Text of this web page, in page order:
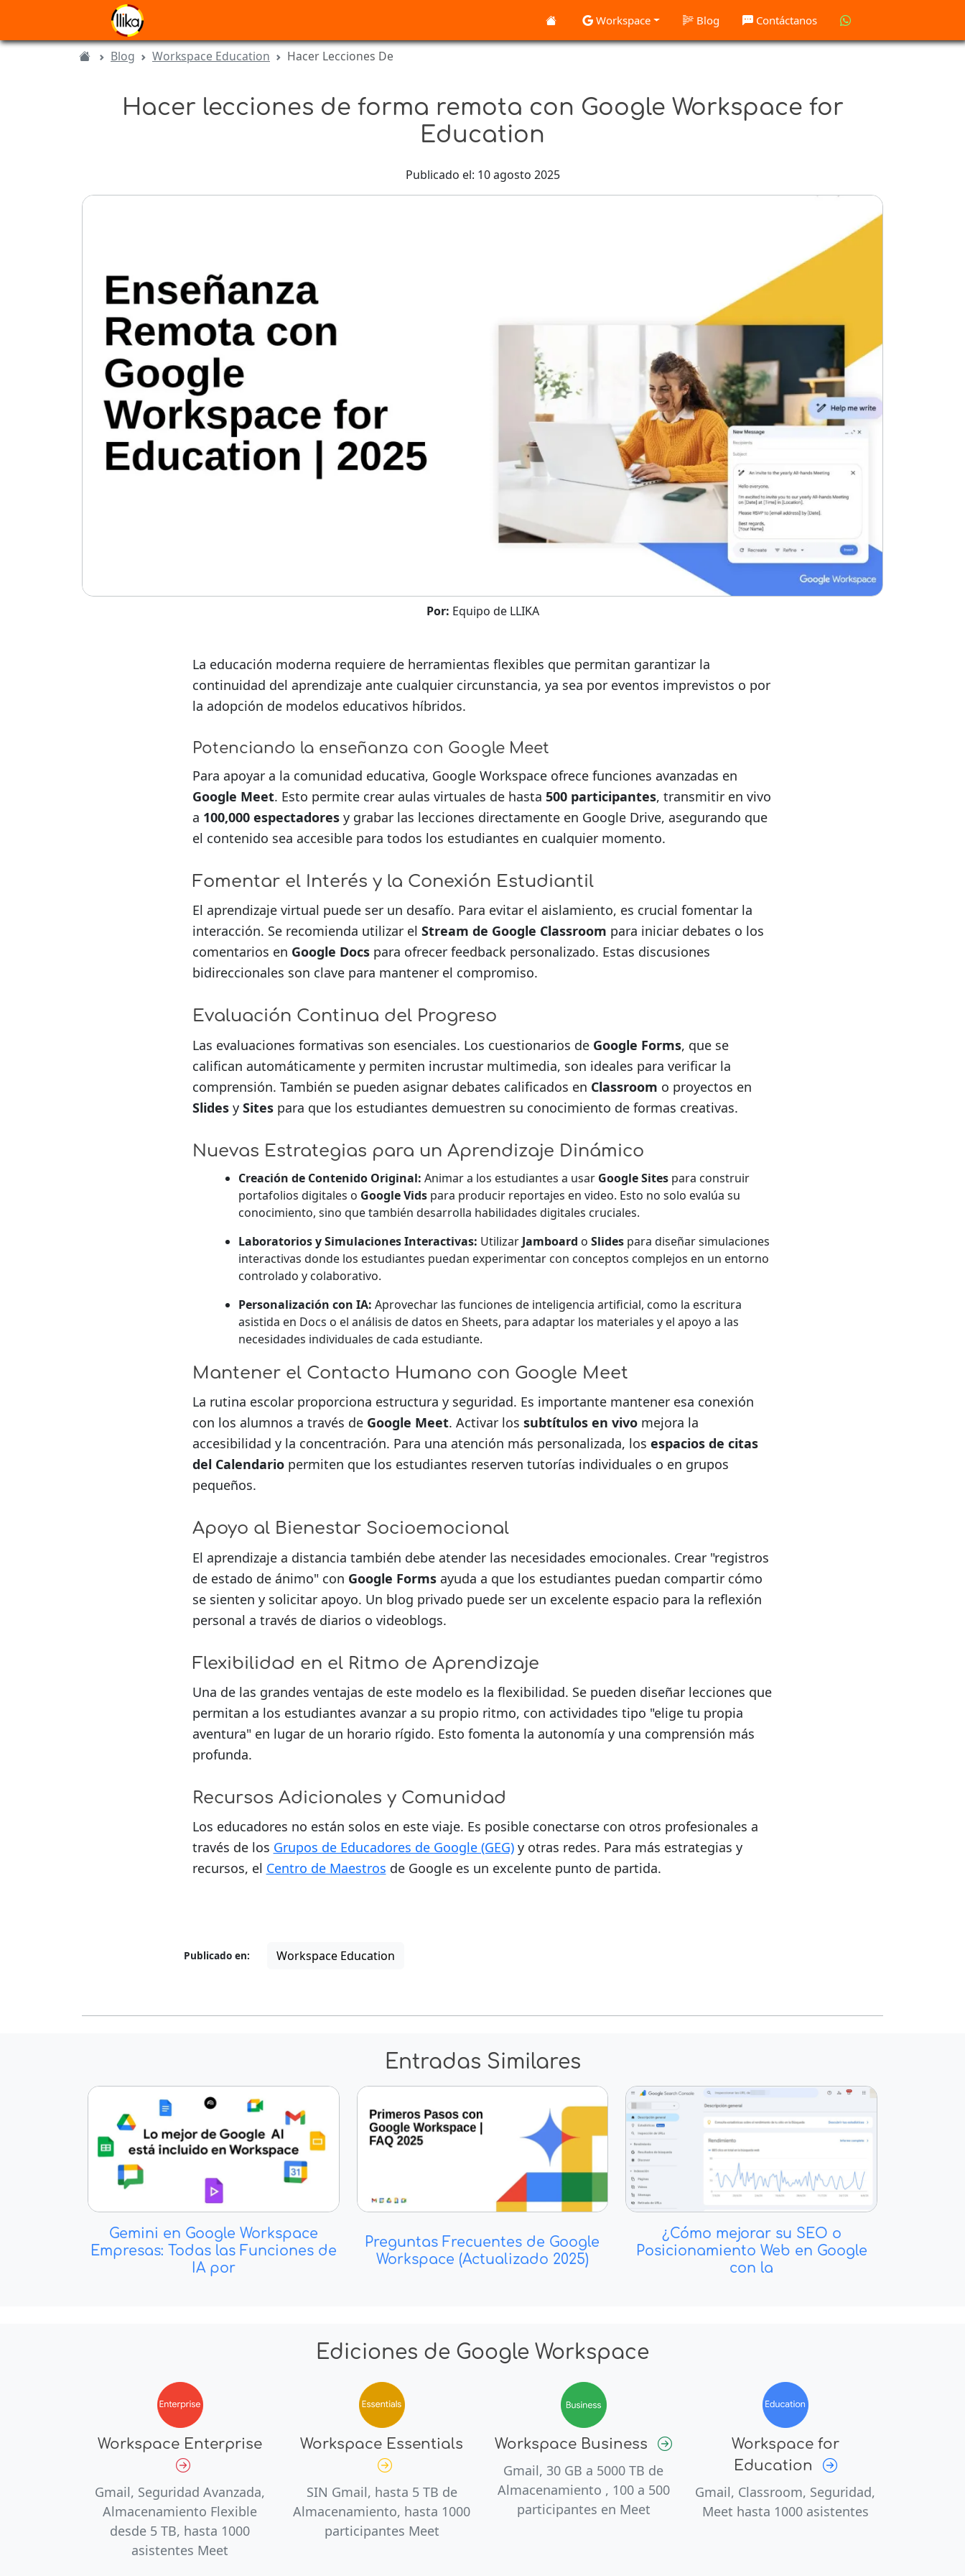
Workspace Blog Contáctanos
Blog Workspace Education Hacer Lecciones De
Hacer lecciones de forma remota con Google Workspace for
Education
Publicado el: 10 agosto 2025
Por: Equipo de LLIKA
La educación moderna requiere de herramientas flexibles que permitan garantizar la
continuidad del aprendizaje ante cualquier circunstancia, ya sea por eventos imprevistos o por
la adopción de modelos educativos híbridos.
Potenciando la enseñanza con Google Meet
Para apoyar a la comunidad educativa, Google Workspace ofrece funciones avanzadas en
Google Meet. Esto permite crear aulas virtuales de hasta 500 participantes, transmitir en vivo
a 100,000 espectadoresy grabar las lecciones directamente en Google Drive, asegurando que
el contenido sea accesible para todos los estudiantes en cualquier momento.
Fomentar el Interés y la Conexión Estudiantil
El aprendizaje virtual puede ser un desafío. Para evitar el aislamiento, es crucial fomentar la
interacción. Se recomienda utilizar el Stream de Google Classroom para iniciar debates o los
comentarios en Google Docspara ofrecer feedback personalizado. Estas discusiones
bidireccionales son clave para mantener el compromiso.
Evaluación Continua del Progreso
Las evaluaciones formativas son esenciales. Los cuestionarios de Google Forms, que se
califican automáticamente y permiten incrustar multimedia, son ideales para verificar la
comprensión. También se pueden asignar debates calificados en Classroom o proyectos en
Slidesy Sitespara que los estudiantes demuestren su conocimiento de formas creativas.
Nuevas Estrategias para un Aprendizaje Dinámico
Creación de Contenido Original: Animar a los estudiantes a usar Google Sitespara construir
portafolios digitales o Google Vidspara producir reportajes en video. Esto no solo evalúa su
conocimiento, sino que también desarrolla habilidades digitales cruciales.
Laboratorios y Simulaciones Interactivas: Utilizar Jamboard o Slidespara diseñar simulaciones
interactivas donde los estudiantes puedan experimentar con conceptos complejos en un entorno
controlado y colaborativo.
Personalización con IA: Aprovechar las funciones de inteligencia artificial, como la escritura
asistida en Docs o el análisis de datos en Sheets, para adaptar los materiales y el apoyo a las
necesidades individuales de cada estudiante.
Mantener el Contacto Humano con Google Meet
La rutina escolar proporciona estructura y seguridad. Es importante mantener esa conexión
con los alumnos a través de Google Meet. Activar los subtítulos en vivomejora la
accesibilidad y la concentración. Para una atención más personalizada, los espacios de citas
del Calendariopermiten que los estudiantes reserven tutorías individuales o en grupos
pequeños.
Apoyo al Bienestar Socioemocional
El aprendizaje a distancia también debe atender las necesidades emocionales. Crear "registros
de estado de ánimo" con Google Formsayuda a que los estudiantes puedan compartir cómo
se sienten y solicitar apoyo. Un blog privado puede ser un excelente espacio para la reflexión
personal a través de diarios o videoblogs.
Flexibilidad en el Ritmo de Aprendizaje
Una de las grandes ventajas de este modelo es la flexibilidad. Se pueden diseñar lecciones que
permitan a los estudiantes avanzar a su propio ritmo, con actividades tipo "elige tu propia
aventura" en lugar de un horario rígido. Esto fomenta la autonomía y una comprensión más
profunda.
Recursos Adicionales y Comunidad
Los educadores no están solos en este viaje. Es posible conectarse con otros profesionales a
través de los Grupos de Educadores de Google (GEG)y otras redes. Para más estrategias y
recursos, el Centro de Maestros de Google es un excelente punto de partida.
Publicado en: Workspace Education
Entradas Similares
Gemini en Google Workspace
Empresas: Todas las Funciones de
IA por
Preguntas Frecuentes de Google
Workspace (Actualizado 2025)
¿Cómo mejorar su SEO o
Posicionamiento Web en Google
con la
Ediciones de Google Workspace
Workspace Enterprise
Gmail, Seguridad Avanzada,
Almacenamiento Flexible
desde 5 TB, hasta 1000
asistentes Meet
Workspace Essentials
SIN Gmail, hasta 5 TB de
Almacenamiento, hasta 1000
participantes Meet
Workspace Business
Gmail, 30 GB a 5000 TB de
Almacenamiento , 100 a 500
participantes en Meet
Workspace for
Education
Gmail, Classroom, Seguridad,
Meet hasta 1000 asistentes